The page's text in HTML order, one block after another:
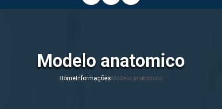
Modelo anatomico
Home Informações Modelo anatomico